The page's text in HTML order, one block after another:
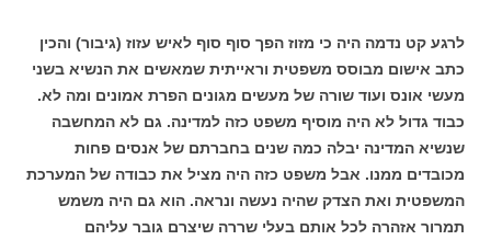
לרגע קט נדמה היה כי מזוז הפך סוף סוף לאיש עזוז (גיבור) והכין
כתב אישום מבוסס משפטית וראייתית שמאשים את הנשיא בשני
מעשי אונס ועוד שורה של מעשים מגונים הפרת אמונים ומה לא.
כבוד גדול לא היה מוסיף משפט כזה למדינה. גם לא המחשבה
שנשיא המדינה יבלה כמה שנים בחברתם של אנסים פחות
מכובדים ממנו. אבל משפט כזה היה מציל את כבודה של המערכת
המשפטית ואת הצדק שהיה נעשה ונראה. הוא גם היה משמש
תמרור אזהרה לכל אותם בעלי שררה שיצרם גובר עליהם